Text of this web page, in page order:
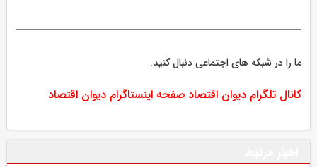
ما را در شبکه های اجتماعی دنبال کنید.
کانال تلگرام دیوان اقتصاد صفحه اینستاگرام دیوان اقتصاد